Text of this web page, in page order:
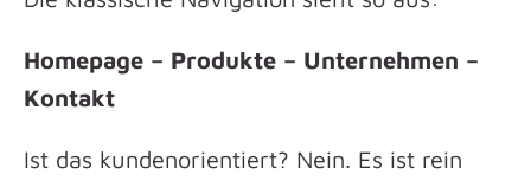
Homepage – Produkte – Unternehmen –
Kontakt
Ist das kundenorientiert? Nein. Es ist rein